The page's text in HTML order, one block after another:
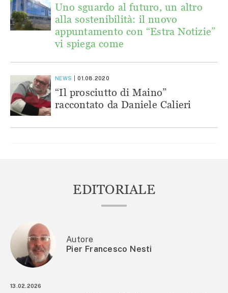
Uno sguardo al futuro, un altro
alla sostenibilità: il nuovo
appuntamento con “Estra Notizie”
vi spiega come
NEWS 01.08.2020
“Il prosciutto di Maino”
raccontato da Daniele Calieri
EDITORIALE
Autore
Pier Francesco Nesti
13.02.2026